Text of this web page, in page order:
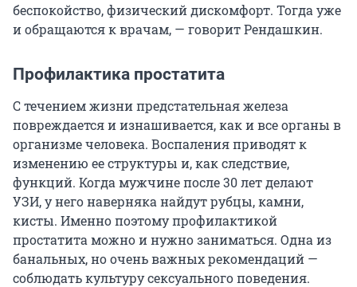
беспокойство, физический дискомфорт. Тогда уже
и обращаются к врачам, — говорит Рендашкин.
Профилактика простатита
С течением жизни предстательная железа
повреждается и изнашивается, как и все органы в
организме человека. Воспаления приводят к
изменению ее структуры и, как следствие,
функций. Когда мужчине после 30 лет делают
УЗИ, у него наверняка найдут рубцы, камни,
кисты. Именно поэтому профилактикой
простатита можно и нужно заниматься. Одна из
банальных, но очень важных рекомендаций —
соблюдать культуру сексуального поведения.